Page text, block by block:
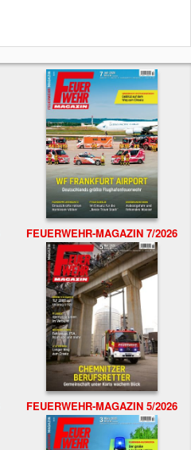
FEUERWEHR-MAGAZIN 7/2026
FEUERWEHR-MAGAZIN 5/2026